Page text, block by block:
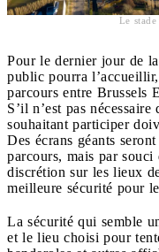
Le
Pour le dernier jour de
public pourra
parcours entre Brussels
S’il n’est pas
souhaitant participer
Des écrans géants
parcours, mais par
discrétion sur les lieux
meilleure sécurité pour
La sécurité qui semble
et le lieu choisi pour